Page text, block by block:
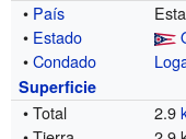
• País
• Estado
•Condado
Superficie
• Total 2.9